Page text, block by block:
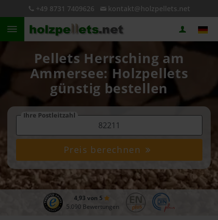
+49 8731 7409626 kontakt@holzpellets.net
Pellets Herrsching am
Ammersee: Holzpellets
günstig bestellen
Ihre Postleitzahl
Preis berechnen
4,93 von 5
5.090 Bewertungen